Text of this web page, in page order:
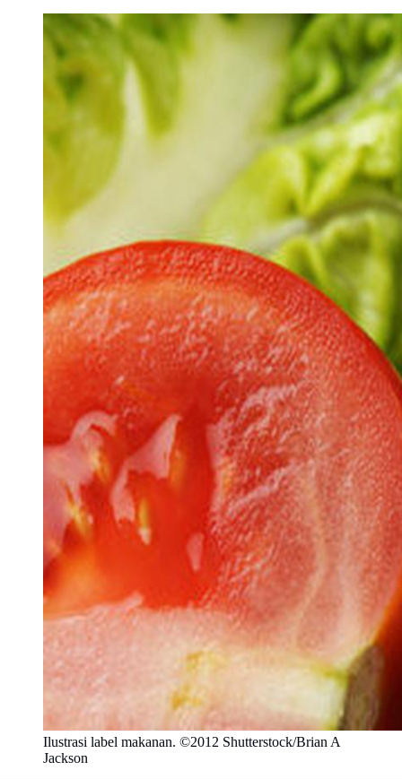
Ilustrasi label makanan. ©2012 Shutterstock/Brian A
Jackson